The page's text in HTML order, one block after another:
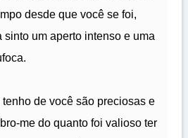
desde que você se foi,
sinto um aperto intenso e uma
de você são preciosas e
me do quanto foi valioso ter